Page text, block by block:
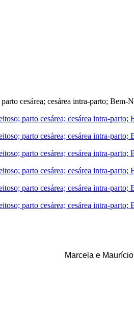
Marcela e Maurício